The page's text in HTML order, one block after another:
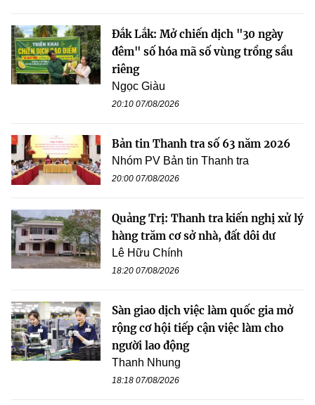
Đắk Lắk: Mở chiến dịch "30 ngày
đêm" số hóa mã số vùng trồng sầu
riêng
Ngọc Giàu
20:10 07/08/2026
Bản tin Thanh tra số 63 năm 2026
Nhóm PV Bản tin Thanh tra
20:00 07/08/2026
Quảng Trị: Thanh tra kiến nghị xử lý
hàng trăm cơ sở nhà, đất dôi dư
Lê Hữu Chính
18:20 07/08/2026
Sàn giao dịch việc làm quốc gia mở
rộng cơ hội tiếp cận việc làm cho
người lao động
Thanh Nhung
18:18 07/08/2026